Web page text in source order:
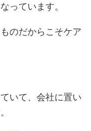
っています。
のだからこそケア
いて、会社に置い